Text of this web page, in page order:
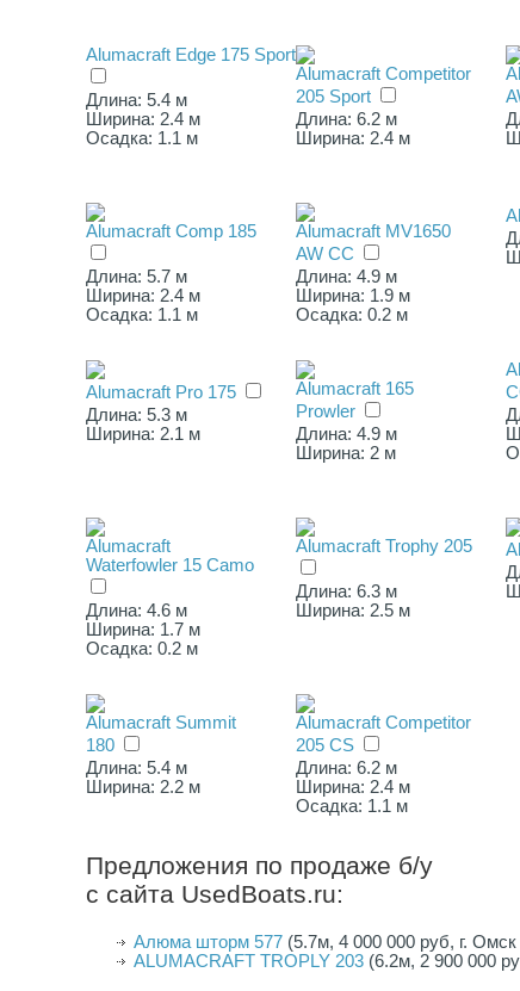
Alumacraft Edge 175 Sport
Длина: 5.4 м
Ширина: 2.4 м
Осадка: 1.1 м
Alumacraft Competitor
205 Sport
Длина: 6.2 м
Ширина: 2.4 м
Alumacraft Comp 185
Длина: 5.7 м
Ширина: 2.4 м
Осадка: 1.1 м
Alumacraft MV1650
AW CC
Длина: 4.9 м
Ширина: 1.9 м
Осадка: 0.2 м
Alumacraft Pro 175
Длина: 5.3 м
Ширина: 2.1 м
Alumacraft 165
Prowler
Длина: 4.9 м
Ширина: 2 м
Alumacraft
Waterfowler 15 Camo
Длина: 4.6 м
Ширина: 1.7 м
Осадка: 0.2 м
Alumacraft Trophy 205
Длина: 6.3 м
Ширина: 2.5 м
Alumacraft Summit
180
Длина: 5.4 м
Ширина: 2.2 м
Alumacraft Competitor
205 CS
Длина: 6.2 м
Ширина: 2.4 м
Осадка: 1.1 м
Предложения по продаже б/у
с сайта UsedBoats.ru:
Алюма шторм 577 (5.7м, 4 000 000 руб, г.
ALUMACRAFT TROPLY 203 (6.2м, 2 900 000